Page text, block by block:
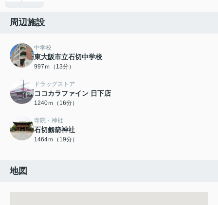
周辺施設
中学校
東大阪市立石切中学校
997ｍ（13分）
ドラッグストア
ココカラファイン 日下店
1240ｍ（16分）
寺院・神社
石切劔箭神社
1464ｍ（19分）
地図